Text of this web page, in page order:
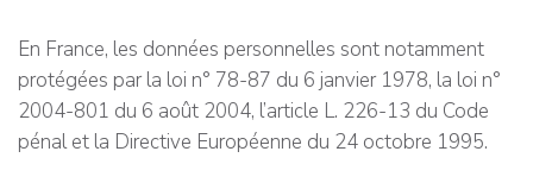
En France, les données personnelles sont notamment
protégées par la loi n° 78-87 du 6 janvier 1978, la loi n°
2004-801 du 6 août 2004, l’article L. 226-13 du Code
pénal et la Directive Européenne du 24 octobre 1995.